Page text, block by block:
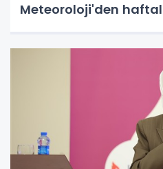
Meteoroloji'den